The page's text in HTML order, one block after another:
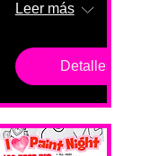
Leer más
Detalles